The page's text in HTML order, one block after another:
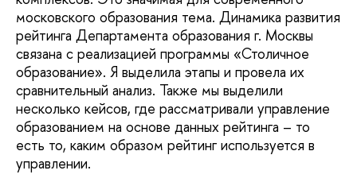
московского образования тема. Динамика развития
рейтинга Департамента образования г. Москвы
связана с реализацией программы «Столичное
образование». Я выделила этапы и провела их
сравнительный анализ. Также мы выделили
несколько кейсов, где рассматривали управление
образованием на основе данных рейтинга – то
есть то, каким образом рейтинг используется в
управлении.